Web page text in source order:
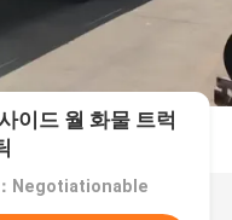
이드 월 화물 트럭
Negotiationable